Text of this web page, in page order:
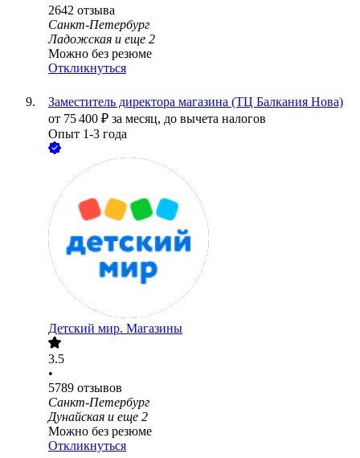
2642 отзыва
Санкт-Петербург
Ладожская и еще 2
Можно без резюме
Откликнуться
Заместитель директора магазина (ТЦ Балкания Нова)
от 75 400 ₽ за месяц, до вычета налогов
Опыт 1-3 года
Детский мир. Магазины
3.5
•
5789 отзывов
Санкт-Петербург
Дунайская и еще 2
Можно без резюме
Откликнуться